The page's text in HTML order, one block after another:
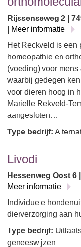
Rijssenseweg 2 |
Meer informatie
Het Reckveld is een
homeopathie en
(voeding) voor mens
waarbij gedegen
voor dieren hoog in
Marielle Rekveld-
aangesloten…
Type bedrijf:
Livodi
Hessenweg Oost 6
Meer informatie
Individuele
dierverzorging aan
Type bedrijf:
geneeswijzen